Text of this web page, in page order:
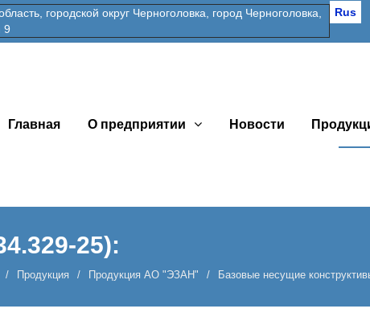
Rus
городской округ Черноголовка, город Черноголовка,
9
Главная О предприятии Новости
25):
Продукция Продукция АО "ЭЗАН" Базовые несущие